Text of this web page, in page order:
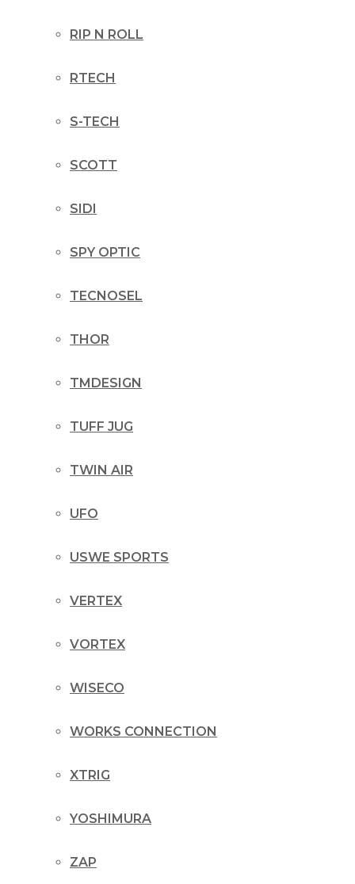
RIP N ROLL
RTECH
S-TECH
SCOTT
SIDI
SPY OPTIC
TECNOSEL
THOR
TMDESIGN
TUFF JUG
TWIN AIR
UFO
USWE SPORTS
VERTEX
VORTEX
WISECO
WORKS CONNECTION
XTRIG
YOSHIMURA
ZAP